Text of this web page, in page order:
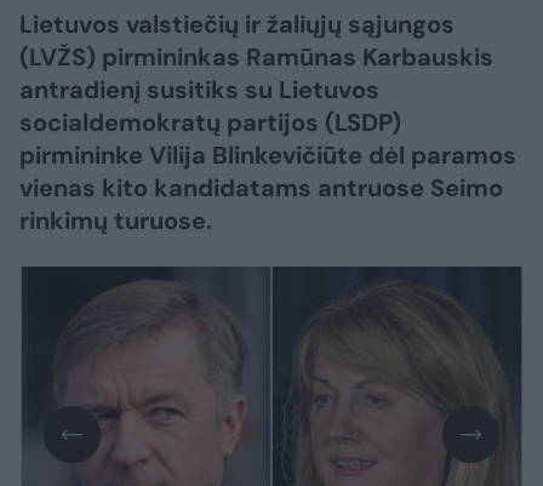
Lietuvos valstiečių ir žaliųjų sąjungos
(LVŽS) pirmininkas Ramūnas Karbauskis
antradienį susitiks su Lietuvos
socialdemokratų partijos (LSDP)
pirmininke Vilija Blinkevičiūte dėl paramos
vienas kito kandidatams antruose Seimo
rinkimų turuose.